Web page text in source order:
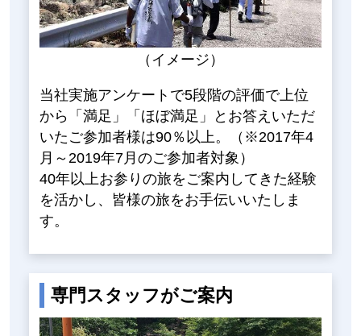
（イメージ）
当社実施アンケートで5段階の評価で上位
から「満足」「ほぼ満足」とお答えいただ
いたご参加者様は90％以上。（※2017年4
月～2019年7月のご参加者対象）
40年以上お参りの旅をご案内してきた経験
を活かし、皆様の旅をお手伝いいたしま
す。
専門スタッフがご案内